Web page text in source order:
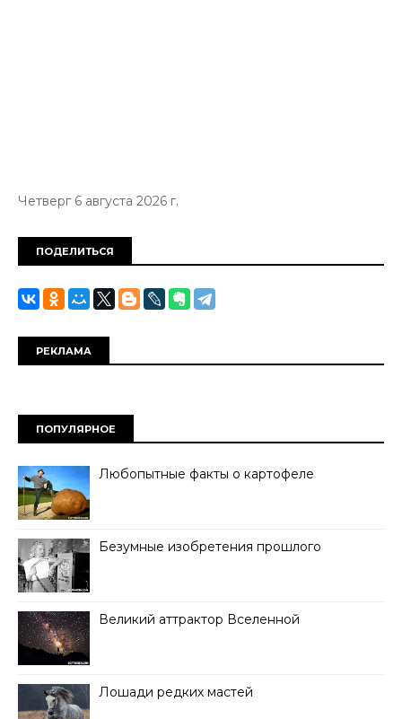
Четверг 6 августа 2026 г.
ПОДЕЛИТЬСЯ
РЕКЛАМА
ПОПУЛЯРНОЕ
Любопытные факты о картофеле
Безумные изобретения прошлого
Великий аттрактор Вселенной
Лошади редких мастей